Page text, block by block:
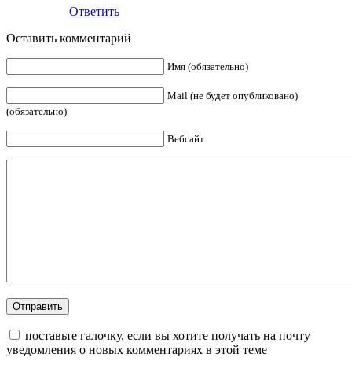
Ответить
Оставить комментарий
Имя (обязательно)
Mail (не будет опубликовано)
(обязательно)
Вебсайт
поставьте галочку, если вы хотите получать на почту
уведомления о новых комментариях в этой теме